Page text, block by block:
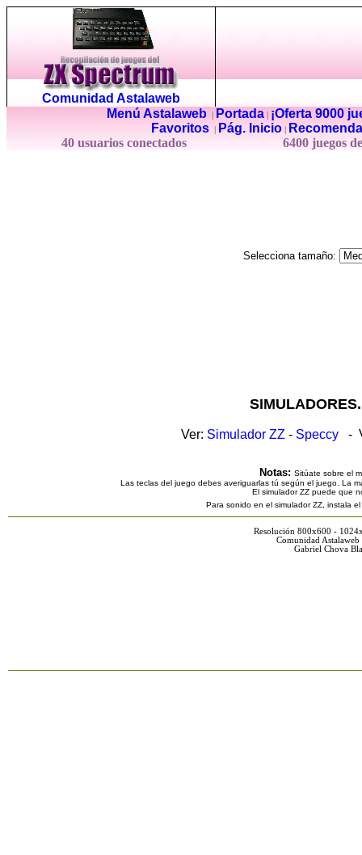
Comunidad Astalaweb
Menú Astalaweb| Portada|
¡Oferta 9000
Favoritos
Pág. Inicio
40 usuarios conectados
6400 juegos
Selecciona tamaño:
Ver: Simulador ZZ - Speccy -
Notas: Sitúate sobre el
Las teclas del juego debes averiguarlas tú según el juego. La
El simulador ZZ puede que
Para sonido en el simulador ZZ, instala
Resolución 800x600 -
Comunidad
Gabriel Chova